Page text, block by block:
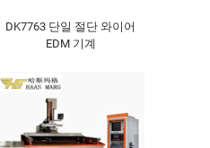
DK7763 단일 절단 와이어
EDM 기계